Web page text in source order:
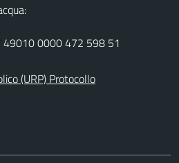
49010 0000 472 598 51
(URP) Protocollo